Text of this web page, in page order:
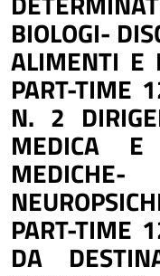
BIOLOGI-
ALIMENTI E
PART-TIME
N. 2
MEDICA E
PART-TIME
DA